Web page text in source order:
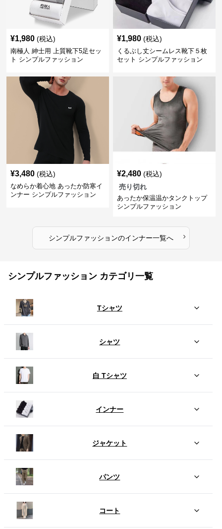
¥1,980 (税込)
南極人 紳士用 上質靴下5足セッ
ト シンプルファッション
¥1,980 (税込)
くるぶし丈シームレス靴下５枚
セット シンプルファッション
¥3,480 (税込)
なめらか着心地 あったか防寒イ
ンナー シンプルファッション
¥2,480 (税込)
売り切れ
あったか保温温かタンクトップ
シンプルファッション
シンプルファッションのインナー一覧へ ›
シンプルファッション カテゴリ一覧
Tシャツ
シャツ
白 Tシャツ
インナー
ジャケット
パンツ
コート